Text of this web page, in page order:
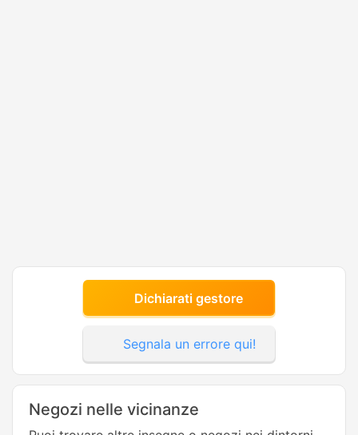
Dichiarati gestore
Segnala un errore qui!
Negozi nelle vicinanze